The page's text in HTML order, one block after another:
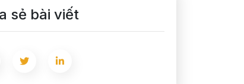
sẻ bài viết